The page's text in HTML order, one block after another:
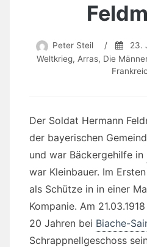
Peter Steil / 23.
Weltkrieg, Arras, Die
Der Soldat Hermann
der bayerischen
und war Bäckergehilfe in
war Kleinbauer. Im
als Schütze in in einer
Kompanie. Am
20 Jahren bei Biache-
Schrappnellgeschoss